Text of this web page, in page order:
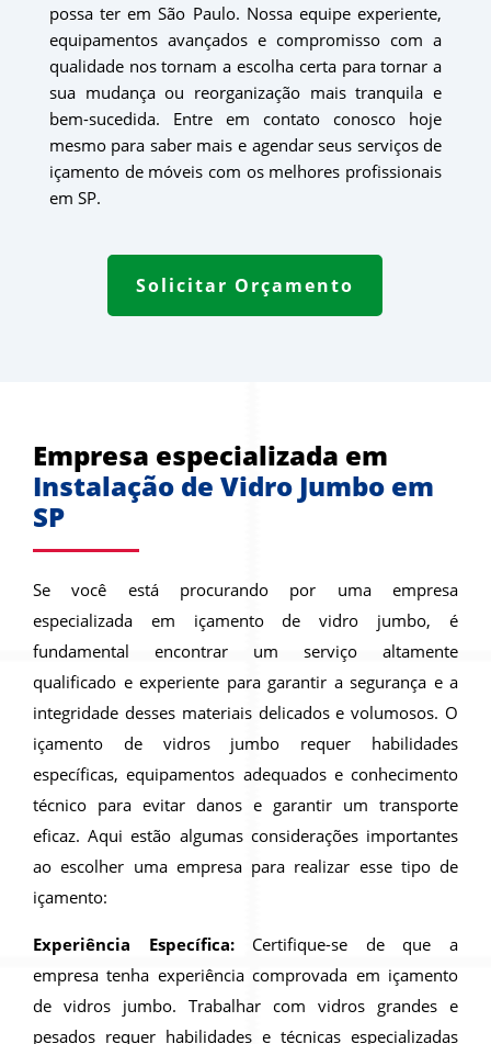
possa ter em São Paulo. Nossa equipe experiente,
equipamentos avançados e compromisso com a
qualidade nos tornam a escolha certa para tornar a
sua mudança ou reorganização mais tranquila e
bem-sucedida. Entre em contato conosco hoje
mesmo para saber mais e agendar seus serviços de
içamento de móveis com os melhores profissionais
em SP.
Solicitar Orçamento
Empresa especializada em
Instalação de Vidro Jumbo em
SP
Se você está procurando por uma empresa
especializada em içamento de vidro jumbo, é
fundamental encontrar um serviço altamente
qualificado e experiente para garantir a segurança e a
integridade desses materiais delicados e volumosos. O
içamento de vidros jumbo requer habilidades
específicas, equipamentos adequados e conhecimento
técnico para evitar danos e garantir um transporte
eficaz. Aqui estão algumas considerações importantes
ao escolher uma empresa para realizar esse tipo de
içamento:
Experiência Específica:Certifique-se de que a
empresa tenha experiência comprovada em içamento
de vidros jumbo. Trabalhar com vidros grandes e
pesados requer habilidades e técnicas especializadas